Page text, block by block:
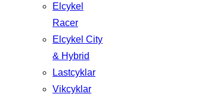
Elcykel
Racer
Elcykel City
& Hybrid
Lastcyklar
Vikcyklar